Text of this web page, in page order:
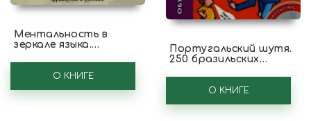
Ментальность в
зеркале языка.
мировоззренческие
концепты французов и
О КНИГЕ
Португальский шутя.
250 бразильских
О КНИГЕ